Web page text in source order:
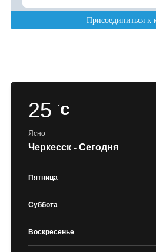
25 c
Ясно
Черкесск - Сегодня
Пятница
Суббота
Воскресенье